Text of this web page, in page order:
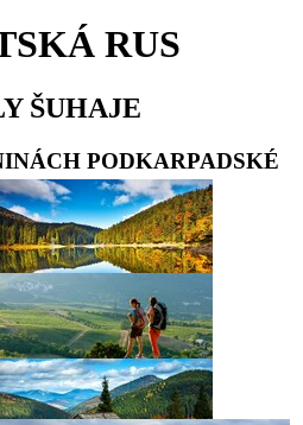
RUS
ŠUHAJE
PODKARPADSKÉ